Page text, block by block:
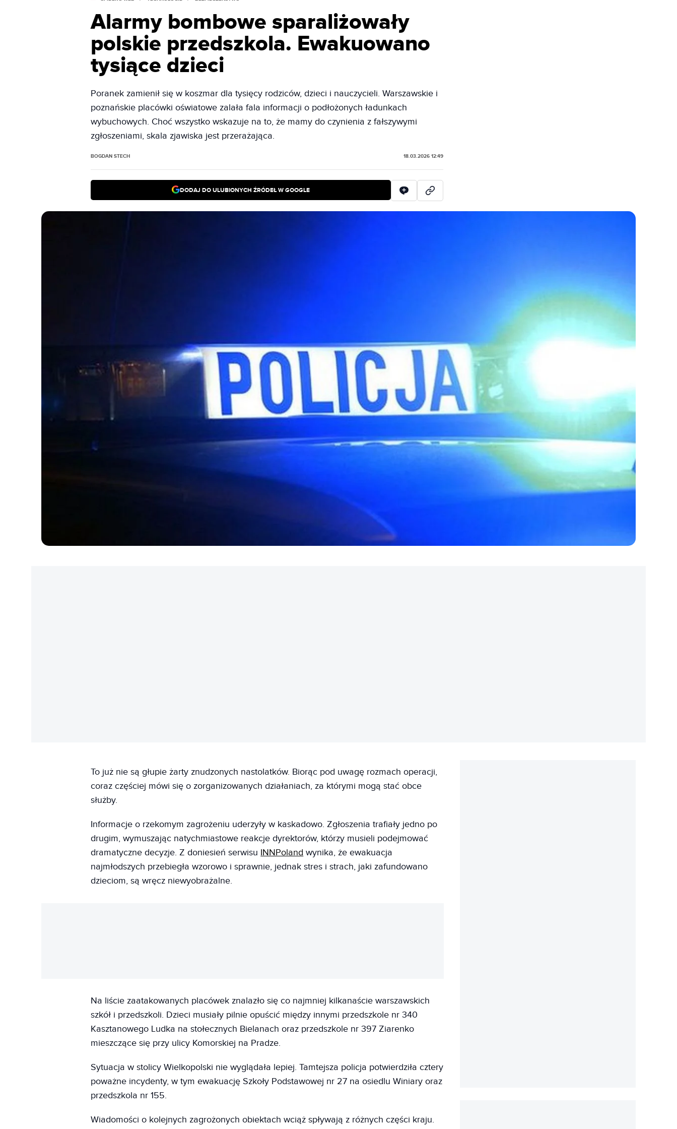
Alarmy bombowe sparaliżowały
polskie przedszkola. Ewakuowano
tysiące dzieci
Poranek zamienił się w koszmar dla tysięcy rodziców, dzieci i nauczycieli. Warszawskie i
poznańskie placówki oświatowe zalała fala informacji o podłożonych ładunkach
wybuchowych. Choć wszystko wskazuje na to, że mamy do czynienia z fałszywymi
zgłoszeniami, skala zjawiska jest przerażająca.
BOGDAN STECH 18.03.2026 12:49
DODAJ DO ULUBIONYCH ŹRÓDEŁ W GOOGLE
To już nie są głupie żarty znudzonych nastolatków. Biorąc pod uwagę rozmach operacji,
coraz częściej mówi się o zorganizowanych działaniach, za którymi mogą stać obce
służby.
Informacje o rzekomym zagrożeniu uderzyły w kaskadowo. Zgłoszenia trafiały jedno po
drugim, wymuszając natychmiastowe reakcje dyrektorów, którzy musieli podejmować
dramatyczne decyzje. Z doniesień serwisu INNPoland wynika, że ewakuacja
najmłodszych przebiegła wzorowo i sprawnie, jednak stres i strach, jaki zafundowano
dzieciom, są wręcz niewyobrażalne.
Na liście zaatakowanych placówek znalazło się co najmniej kilkanaście warszawskich
szkół i przedszkoli. Dzieci musiały pilnie opuścić między innymi przedszkole nr 340
Kasztanowego Ludka na stołecznych Bielanach oraz przedszkole nr 397 Ziarenko
mieszczące się przy ulicy Komorskiej na Pradze.
Sytuacja w stolicy Wielkopolski nie wyglądała lepiej. Tamtejsza policja potwierdziła cztery
poważne incydenty, w tym ewakuację Szkoły Podstawowej nr 27 na osiedlu Winiary oraz
przedszkola nr 155.
Wiadomości o kolejnych zagrożonych obiektach wciąż spływają z różnych części kraju.